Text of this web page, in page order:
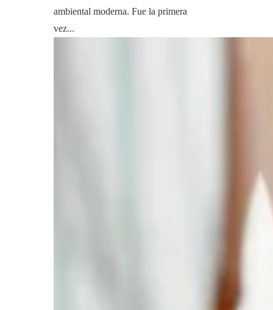
ambiental moderna. Fue la primera
vez...